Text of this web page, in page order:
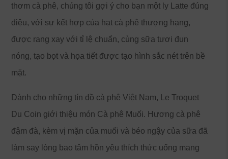
thơm cà phê, chúng tôi gợi ý cho bạn một ly Latte đúng
điệu, với sự kết hợp của hạt cà phê thượng hạng,
được rang xay với tỉ lệ chuẩn, cùng sữa tươi đun
nóng, tạo bọt và họa tiết được tạo hình sắc nét trên bề
mặt.
Dành cho những tín đồ cà phê Việt Nam, Le Troquet
Du Coin giới thiệu món Cà phê Muối. Hương cà phê
đậm đà, kèm vị mặn của muối và béo ngậy của sữa đã
làm say lòng bao tâm hồn yêu thích thức uống mang